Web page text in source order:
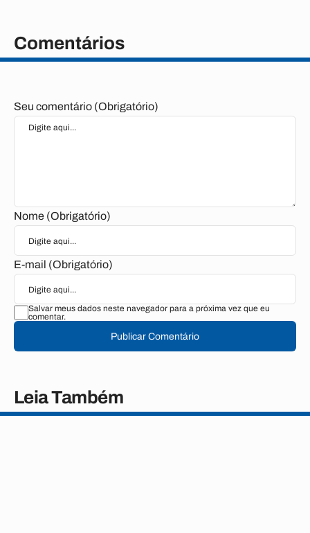
Comentários
Seu comentário (Obrigatório)
Nome (Obrigatório)
E-mail (Obrigatório)
Salvar meus dados neste navegador para a próxima vez que eu
comentar.
Publicar Comentário
Leia Também